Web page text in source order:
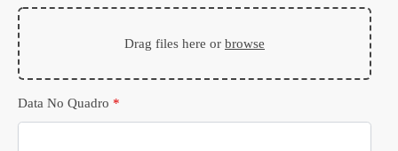
Drag files here or browse
Data No Quadro *